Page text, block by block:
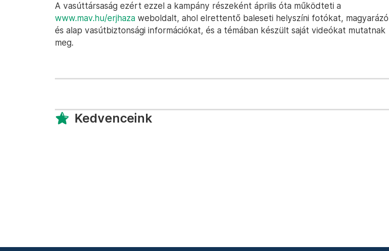
A vasúttársaság ezért ezzel a kampány részeként április óta működteti a
www.mav.hu/erjhaza weboldalt, ahol elrettentő baleseti helyszíni fotókat, magyarázó
és alap vasútbiztonsági információkat, és a témában készült saját videókat mutatnak
meg.
Kedvenceink